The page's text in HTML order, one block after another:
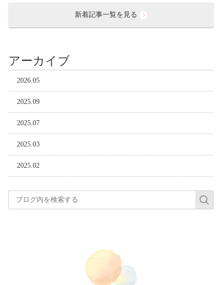
新着記事一覧を見る
アーカイブ
2026.05
2025.09
2025.07
2025.03
2025.02